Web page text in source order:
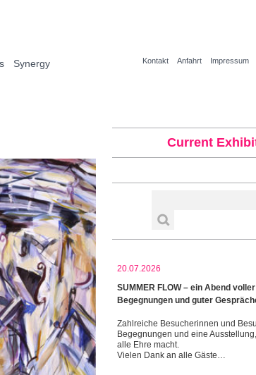
Synergy Kontakt Anfahrt Impressum
Current
20.07.2026
SUMMER FLOW – ein Abend
Begegnungen und guter
Zahlreiche Besucherinnen und
Begegnungen und eine
alle Ehre macht.
Vielen Dank an alle Gäste…